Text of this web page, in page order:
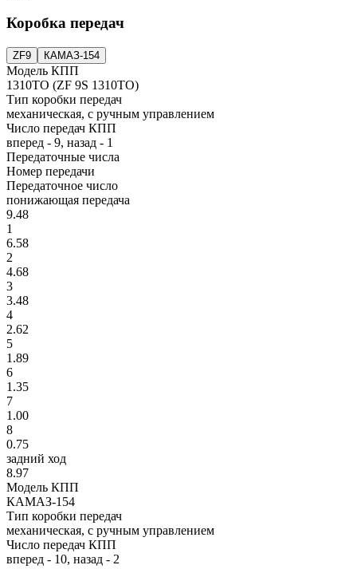
Коробка передач
ZF9 КАМАЗ-154
Модель КПП
1310TO (ZF 9S 1310TO)
Тип коробки передач
механическая, с ручным управлением
Число передач КПП
вперед - 9, назад - 1
Передаточные числа
Номер передачи
Передаточное число
понижающая передача
9.48
1
6.58
2
4.68
3
3.48
4
2.62
5
1.89
6
1.35
7
1.00
8
0.75
задний ход
8.97
Модель КПП
КАМАЗ-154
Тип коробки передач
механическая, с ручным управлением
Число передач КПП
вперед - 10, назад - 2